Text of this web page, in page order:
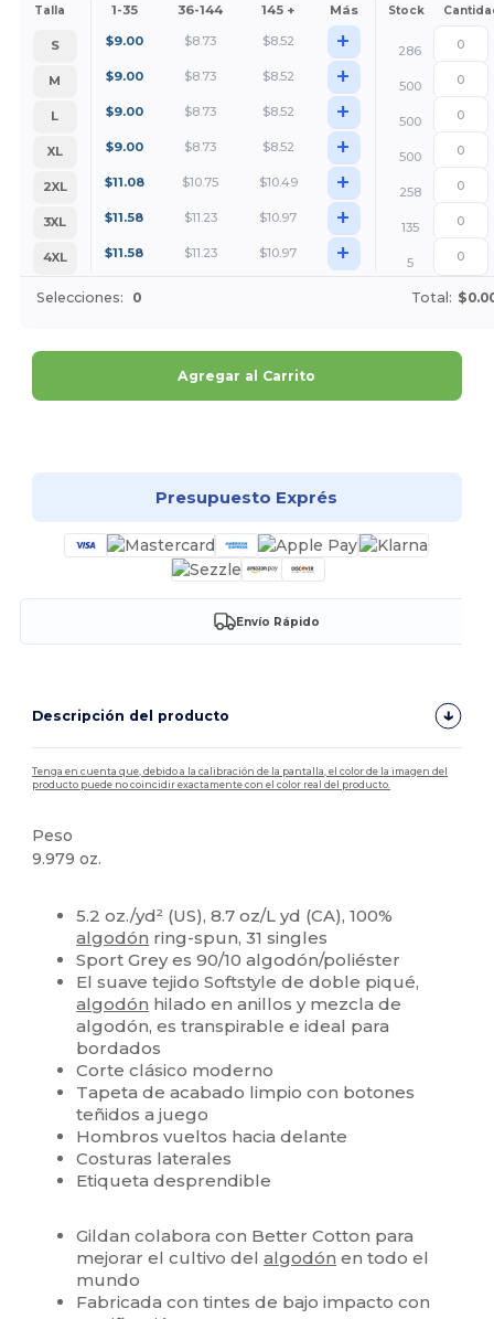
Talla 1-35 36-144 145 + Más Stock
S $9.00 $8.73 $8.52 +
286
M
$9.00 $8.73 $8.52 +
500
L
$9.00 $8.73 $8.52 +
500
XL
$9.00 $8.73 $8.52 +
500
2XL
$11.08 $10.75 $10.49 +
258
3XL
$11.58 $11.23 $10.97 +
135
4XL
$11.58 $11.23 $10.97 + 5
Selecciones: 0 Total:
Agregar al Carrito
Presupuesto Exprés
Envío Rápido
Descripción del producto
Tenga en cuenta que, debido a la calibración de la pantalla, el color de la imagen del
producto puede no coincidir exactamente con el color real del producto.
Peso
9.979 oz.
5.2 oz./yd² (US), 8.7 oz/L yd (CA), 100%
algodón ring-spun, 31 singles
Sport Grey es 90/10 algodón/poliéster
El suave tejido Softstyle de doble piqué,
algodón hilado en anillos y mezcla de
algodón, es transpirable e ideal para
bordados
Corte clásico moderno
Tapeta de acabado limpio con botones
teñidos a juego
Hombros vueltos hacia delante
Costuras laterales
Etiqueta desprendible
Gildan colabora con Better Cotton para
mejorar el cultivo delalgodón en todo el
mundo
Fabricada con tintes de bajo impacto con